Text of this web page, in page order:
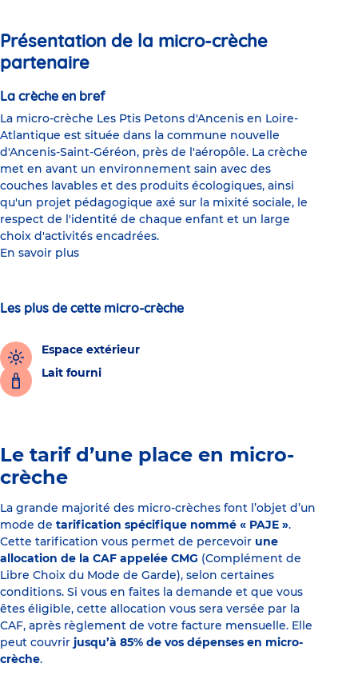
Présentation de la micro-crèche
partenaire
La crèche en bref
La micro-crèche Les Ptis Petons d'Ancenis en Loire-
Atlantique est située dans la commune nouvelle
d'Ancenis-Saint-Géréon, près de l'aéropôle. La crèche
met en avant un environnement sain avec des
couches lavables et des produits écologiques, ainsi
qu'un projet pédagogique axé sur la mixité sociale, le
respect de l'identité de chaque enfant et un large
choix d'activités encadrées.
En savoir plus
Les plus de cette micro-crèche
Espace extérieur
Lait fourni
Le tarif d’une place en micro-
crèche
La grande majorité des micro-crèches font l’objet d’un
mode de tarification spécifique nommé « PAJE ».
Cette tarification vous permet de percevoir une
allocation de la CAF appelée CMG (Complément de
Libre Choix du Mode de Garde), selon certaines
conditions. Si vous en faites la demande et que vous
êtes éligible, cette allocation vous sera versée par la
CAF, après règlement de votre facture mensuelle. Elle
peut couvrir jusqu’à 85% de vos dépenses en micro-
crèche.